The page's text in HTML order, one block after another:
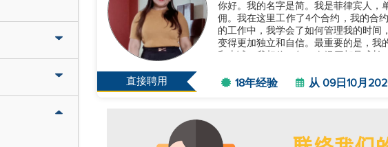
直接聘用
你好。我的名字是简。我是菲律宾人，
佣。我在这里工作了4个合约，我的合
的工作中，我学会了如何管理我的时间
变得更加独立和自信。最重要的是，我
18年经验 从 09日10月